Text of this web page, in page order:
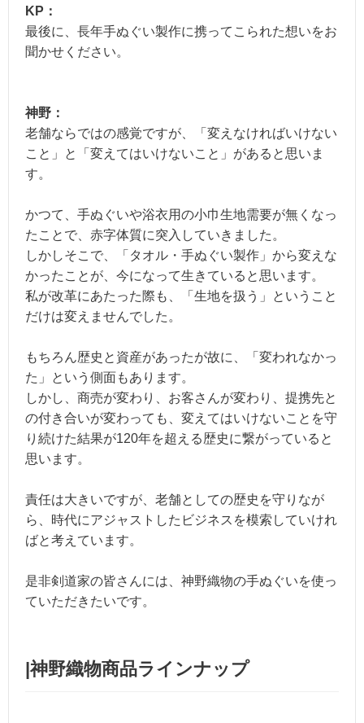
KP：
最後に、長年手ぬぐい製作に携ってこられた想いをお
聞かせください。
神野：
老舗ならではの感覚ですが、「変えなければいけない
こと」と「変えてはいけないこと」があると思いま
す。
かつて、手ぬぐいや浴衣用の小巾生地需要が無くなっ
たことで、赤字体質に突入していきました。
しかしそこで、「タオル・手ぬぐい製作」から変えな
かったことが、今になって生きていると思います。
私が改革にあたった際も、「生地を扱う」ということ
だけは変えませんでした。
もちろん歴史と資産があったが故に、「変われなかっ
た」という側面もあります。
しかし、商売が変わり、お客さんが変わり、提携先と
の付き合いが変わっても、変えてはいけないことを守
り続けた結果が120年を超える歴史に繋がっていると
思います。
責任は大きいですが、老舗としての歴史を守りなが
ら、時代にアジャストしたビジネスを模索していけれ
ばと考えています。
是非剣道家の皆さんには、神野織物の手ぬぐいを使っ
ていただきたいです。
|神野織物商品ラインナップ